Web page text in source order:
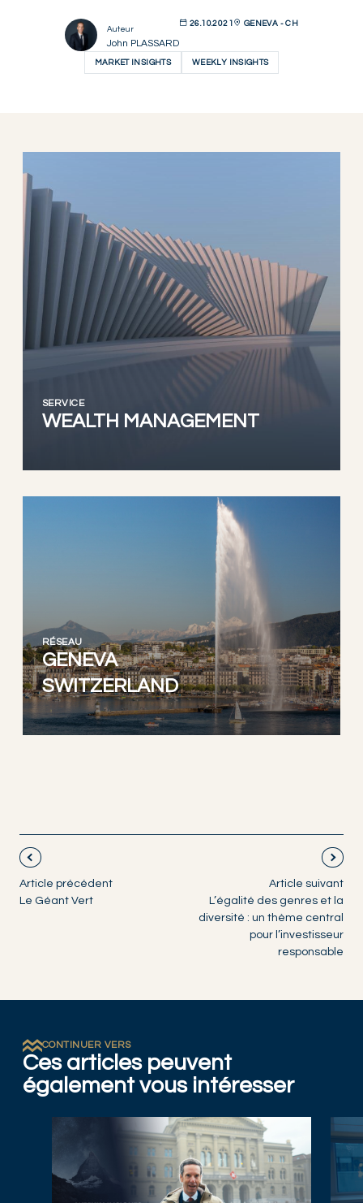
Auteur
John PLASSARD
26.10.2021 GENEVA - CH
MARKET INSIGHTS WEEKLY INSIGHTS
SERVICE
WEALTH MANAGEMENT
RÉSEAU
GENEVA
SWITZERLAND
Article précédent
Le Géant Vert
Article suivant
L’égalité des genres et la
diversité : un thème central
pour l’investisseur
responsable
CONTINUER VERS
Ces articles peuvent
également vous intéresser